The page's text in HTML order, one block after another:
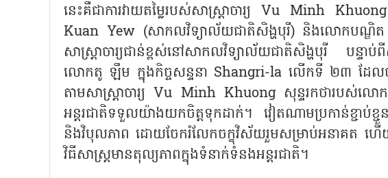
នេះគឺជាការវាយតម្លៃរបស់សាស្ត្រាចារ្យ Vu Minh
Kuan Yew (សាកលវិទ្យាល័យជាតិសិង្ហបុរី) និងលោកបណ្
សាស្ត្រាចារ្យជាន់ខ្ពស់នៅសាកលវិទ្យាល័យជាតិសិង្ហបុរី បន្ទា
លោកតូ ឡឹម ក្នុងកិច្ចសន្ទនា Shangri-la លើកទី ២៣ ដែល
តាមសាស្ត្រាចារ្យ Vu Minh Khuong សុន្ទរកថារបស់លោ
អន្តរជាតិទទួលយ៉ាងយកចិត្តទុកដាក់។ វៀតណាមប្រកាន់ខ្ជាប់
និងវិបុលភាព ដោយចែករំលែកចក្ខុវិស័យរួមសម្រាប់អនាគត ហើ
វិធីសាស្រ្តមានតុល្យភាពក្នុងទំនាក់ទំនងអន្តរជាតិ។